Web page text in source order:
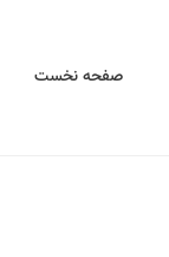
صفحه نخست